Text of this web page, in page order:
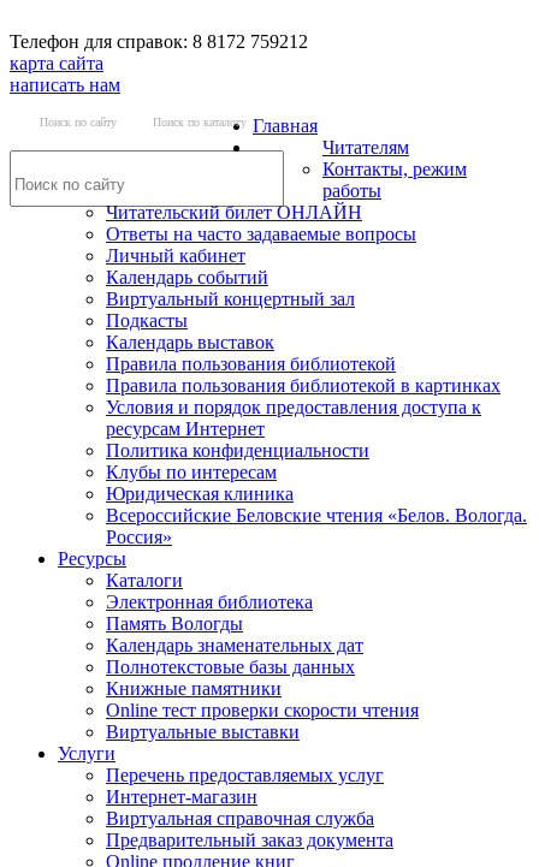
Телефон для справок: 8 8172 759212
карта сайта
написать нам
Поиск по сайту Поиск по каталогу Главная
Читателям
Контакты, режим
работы
Читательский билет ОНЛАЙН
Ответы на часто задаваемые вопросы
Личный кабинет
Календарь событий
Виртуальный концертный зал
Подкасты
Календарь выставок
Правила пользования библиотекой
Правила пользования библиотекой в картинках
Условия и порядок предоставления доступа к
ресурсам Интернет
Политика конфиденциальности
Клубы по интересам
Юридическая клиника
Всероссийские Беловские чтения «Белов. Вологда.
Россия»
Ресурсы
Каталоги
Электронная библиотека
Память Вологды
Календарь знаменательных дат
Полнотекстовые базы данных
Книжные памятники
Online тест проверки скорости чтения
Виртуальные выставки
Услуги
Перечень предоставляемых услуг
Интернет-магазин
Виртуальная справочная служба
Предварительный заказ документа
Online продление книг